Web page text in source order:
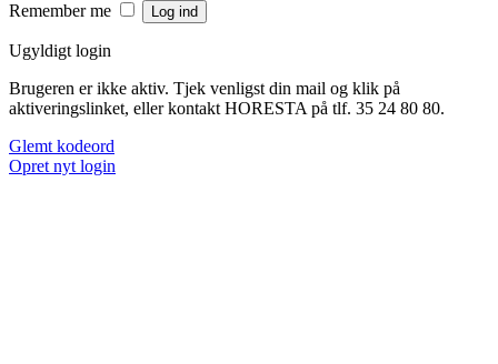
Remember me
Ugyldigt login
Brugeren er ikke aktiv. Tjek venligst din mail og klik på
aktiveringslinket, eller kontakt HORESTA på tlf. 35 24 80 80.
Glemt kodeord
Opret nyt login